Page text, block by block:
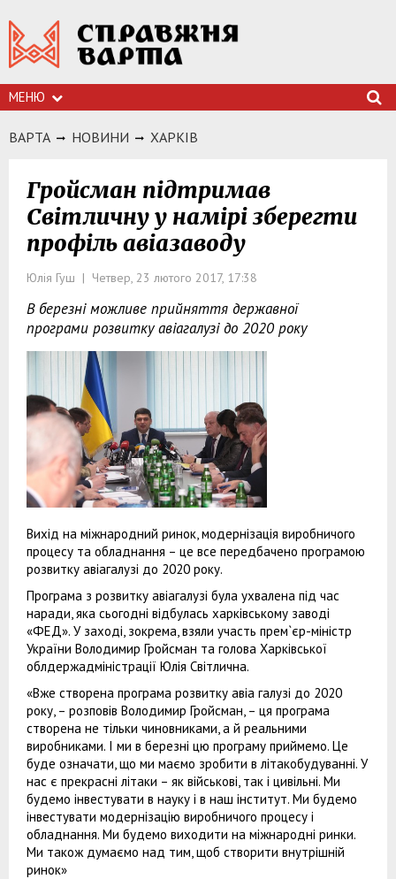
МЕНЮ
ВАРТА НОВИНИ ХАРКIВ
Гройсман підтримав
Світличну у намірі зберегти
профіль авіазаводу
Юлія Гуш | Четвер, 23 лютого 2017, 17:38
В березні можливе прийняття державної
програми розвитку авіагалузі до 2020 року
Вихід на міжнародний ринок, модернізація виробничого
процесу та обладнання – це все передбачено програмою
розвитку авіагалузі до 2020 року.
Програма з розвитку авіагалузі була ухвалена під час
наради, яка сьогодні відбулась харківському заводі
«ФЕД». У заході, зокрема, взяли участь прем`єр-міністр
України Володимир Гройсман та голова Харківської
облдержадміністрації Юлія Світлична.
«Вже створена програма розвитку авіа галузі до 2020
року, – розповів Володимир Гройсман, – ця програма
створена не тільки чиновниками, а й реальними
виробниками. І ми в березні цю програму приймемо. Це
буде означати, що ми маємо зробити в літакобудуванні. У
нас є прекрасні літаки – як військові, так і цивільні. Ми
будемо інвестувати в науку і в наш інститут. Ми будемо
інвестувати модернізацію виробничого процесу і
обладнання. Ми будемо виходити на міжнародні ринки.
Ми також думаємо над тим, щоб створити внутрішній
ринок»